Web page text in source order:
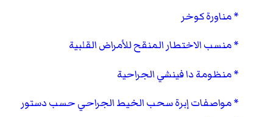
مناورة كوخر
منسب الاختطار المنقح للأمراض القلبية
منظومة دا فينشي الجراحية
مواصفات إبرة سحب الخيط الجراحي حسب دستور